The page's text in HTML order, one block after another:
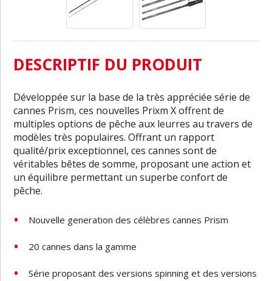
DESCRIPTIF DU PRODUIT
Développée sur la base de la très appréciée série de
cannes Prism, ces nouvelles Prixm X offrent de
multiples options de pêche aux leurres au travers de
modèles très populaires. Offrant un rapport
qualité/prix exceptionnel, ces cannes sont de
véritables bêtes de somme, proposant une action et
un équilibre permettant un superbe confort de
pêche.
Nouvelle generation des célèbres cannes Prism
20 cannes dans la gamme
Série proposant des versions spinning et des versions